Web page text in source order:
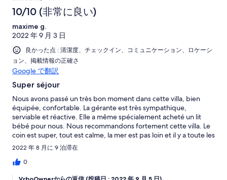
10/10 (非常に良い)
maxime g.
2022 年 9 月 3 日
良かった点 : 清潔度、チェックイン、コミュニケーション、ロケーシ
ョン、掲載情報の正確さ
Google で翻訳
Super séjour
Nous avons passé un très bon moment dans cette villa, bien
équipée, confortable. La gérante est très sympathique,
serviable et réactive. Elle a même spécialement acheté un lit
bébé pour nous. Nous recommandons fortement cette villa. Le
coin est super, tout est calme, la mer est pas loin et il y a toute les
commodités autour.
2022 年 8 月に 9 泊滞在
0